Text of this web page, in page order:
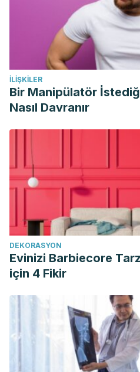
İLIŞKILER
Bir Manipülatör
Nasıl Davranır
DEKORASYON
Evinizi Barbiecore
için 4 Fikir